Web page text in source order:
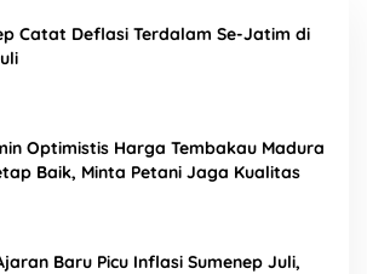
Catat Deflasi Terdalam Se-Jatim di
Optimistis Harga Tembakau Madura
Baik, Minta Petani Jaga Kualitas
Baru Picu Inflasi Sumenep Juli,